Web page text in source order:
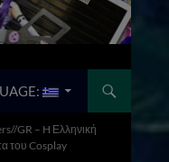
Run
GR – H Ελληνική
του Cosplay